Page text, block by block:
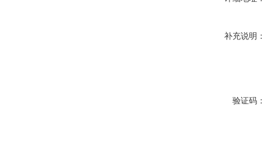
补充说明
验证码